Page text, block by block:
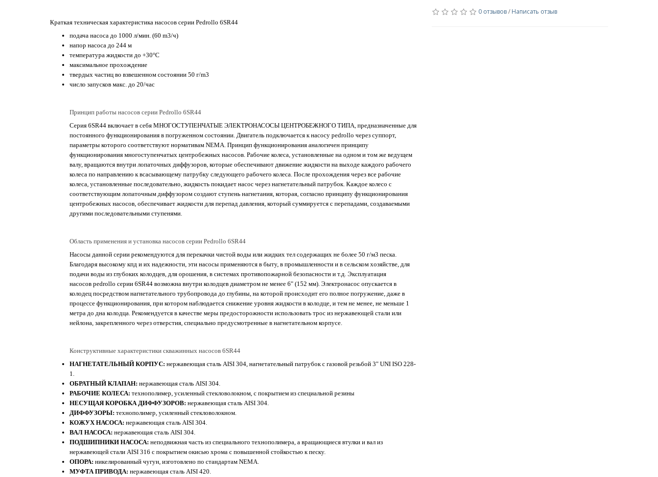
Краткая техническая характеристика насосов серии Pedrollo 6SR44
подача насоса до 1000 л/мин. (60 m3/ч)
напор насоса до 244 м
температура жидкости до +30°C
максимальное прохождение
твердых частиц во взвешенном состоянии 50 г/m3
число запусков макс. до 20/час
Принцип работы насосов серии Pedrollo 6SR44
Серия 6SR44 включает в себя МНОГОСТУПЕНЧАТЫЕ ЭЛЕКТРОНАСОСЫ ЦЕНТРОБЕЖНОГО ТИПА, предназначенные для
постоянного функционирования в погруженном состоянии. Двигатель подключается к насосу pedrollo через суппорт,
параметры которого соответствуют нормативам NEMA. Принцип функционирования аналогичен принципу
функционирования многоступенчатых центробежных насосов. Рабочие колеса, установленные на одном и том же ведущем
валу, вращаются внутри лопаточных диффузоров, которые обеспечивают движение жидкости на выходе каждого рабочего
колеса по направлению к всасывающему патрубку следующего рабочего колеса. После прохождения через все рабочие
колеса, установленные последовательно, жидкость покидает насос через нагнетательный патрубок. Каждое колесо с
соответствующим лопаточным диффузором создают ступень нагнетания, которая, согласно принципу функционирования
центробежных насосов, обеспечивает жидкости для перепад давления, который суммируется с перепадами, создаваемыми
другими последовательными ступенями.
Область применения и установка насосов серии Pedrollo 6SR44
Насосы данной серии рекомендуются для перекачки чистой воды или жидких тел содержащих не более 50 г/м3 песка.
Благодаря высокому кпд и их надежности, эти насосы применяются в быту, в промышленности и в сельском хозяйстве, для
подачи воды из глубоких колодцев, для орошения, в системах противопожарной безопасности и т.д. Эксплуатация
насосов pedrollo серии 6SR44 возможна внутри колодцев диаметром не менее 6" (152 мм). Электронасос опускается в
колодец посредством нагнетательного трубопровода до глубины, на которой происходит его полное погружение, даже в
процессе функционирования, при котором наблюдается снижение уровня жидкости в колодце, и тем не менее, не меньше 1
метра до дна колодца. Рекомендуется в качестве меры предосторожности использовать трос из нержавеющей стали или
нейлона, закрепленного через отверстия, специально предусмотренные в нагнетательном корпусе.
Конструктивные характеристики скважинных насосов 6SR44
НАГНЕТАТЕЛЬНЫЙ КОРПУС: нержавеющая сталь AISI 304, нагнетательный патрубок с газовой резьбой 3" UNI ISO 228-
1.
ОБРАТНЫЙ КЛАПАН: нержавеющая сталь AISI 304.
РАБОЧИЕ КОЛЕСА: технополимер, усиленный стекловолокном, с покрытием из специальной резины
НЕСУЩАЯ КОРОБКА ДИФФУЗОРОВ: нержавеющая сталь AISI 304.
ДИФФУЗОРЫ: технополимер, усиленный стекловолокном.
КОЖУХ НАСОСА: нержавеющая сталь AISI 304.
ВАЛ НАСОСА: нержавеющая сталь AISI 304.
ПОДШИПНИКИ НАСОСА: неподвижная часть из специального технополимера, а вращающиеся втулки и вал из
нержавеющей стали AISI 316 с покрытием окисью хрома с повышенной стойкостью к песку.
ОПОРА: никелированный чугун, изготовлено по стандартам NEMA.
МУФТА ПРИВОДА: нержавеющая сталь AISI 420.
0 отзывов/ Написать отзыв